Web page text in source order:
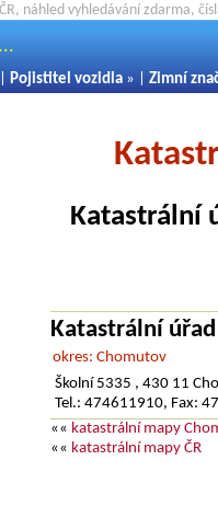
náhled vyhledávání zdarma,
Pojistitel vozidla » | Zimní
Katastrální
Katastrální
okres: Chomutov
Školní 5335 , 430 11
Tel.: 474611910, Fax:
«« katastrální mapy
«« katastrální mapy ČR